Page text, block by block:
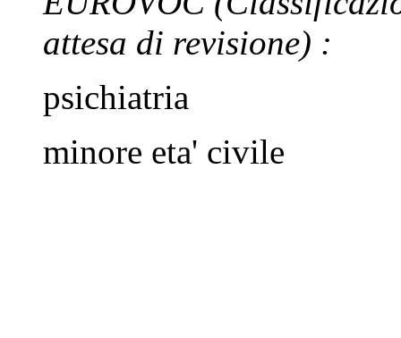
attesa di revisione) :
psichiatria
minore eta' civile